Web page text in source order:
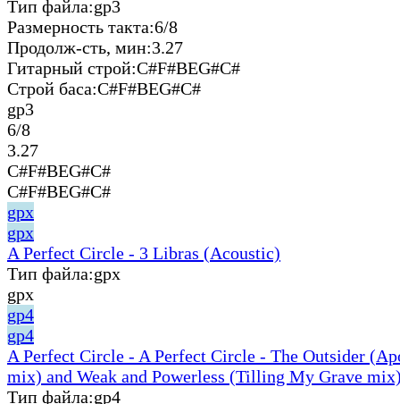
Тип файла:gp3
Размерность такта:6/8
Продолж-сть, мин:3.27
Гитарный строй:C#F#BEG#C#
Строй баса:C#F#BEG#C#
gp3
6/8
3.27
C#F#BEG#C#
C#F#BEG#C#
gpx
gpx
A Perfect Circle - 3 Libras (Acoustic)
Тип файла:gpx
gpx
gp4
gp4
A Perfect Circle - A Perfect Circle - The Outsider
mix) and Weak and Powerless (Tilling My Grave
Тип файла:gp4